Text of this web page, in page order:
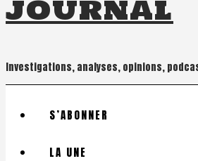
Investigations, analyses, opinions,
S’ABONNER
LA UNE